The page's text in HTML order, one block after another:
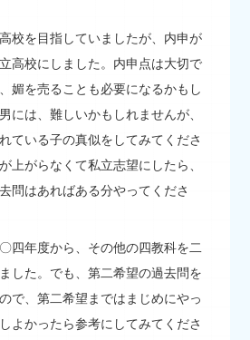
校を目指していましたが、内申が
高校にしました。内申点は大切で
媚を売ることも必要になるかもし
には、難しいかもしれませんが、
ている子の真似をしてみてくださ
上がらなくて私立志望にしたら、
問はあればある分やってくださ
四年度から、その他の四教科を二
した。でも、第二希望の過去問を
で、第二希望まではまじめにやっ
よかったら参考にしてみてくださ